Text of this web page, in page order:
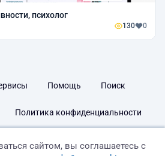
психолог
130 0
Помощь Поиск
Политика конфиденциальности
сайтом, вы соглашаетесь с